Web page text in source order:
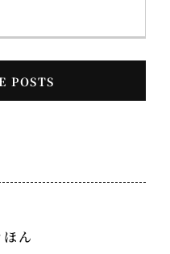
POSTS
ん